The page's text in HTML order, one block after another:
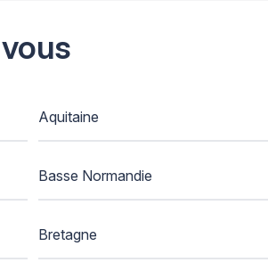
Aquitaine
Basse Normandie
Bretagne